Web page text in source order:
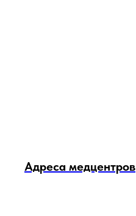
Адреса медцентров